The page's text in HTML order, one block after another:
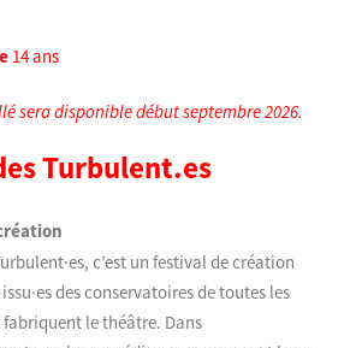
14 ans
sera disponible début septembre 2026.
Turbulent.es
c’est un festival de création
des conservatoires de toutes les
le théâtre. Dans